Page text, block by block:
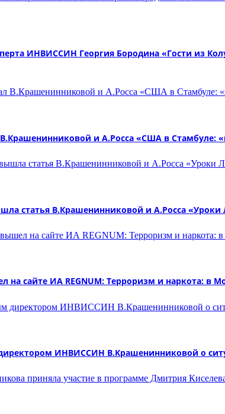
ИНВИССИН Георгия Бородина «Гости из
и А.Росса «США в
статья В.Крашенинниковой и А.Росса
на сайте ИА REGNUM: Терроризм и наркота:
ИНВИССИН В.Крашенинниковой о